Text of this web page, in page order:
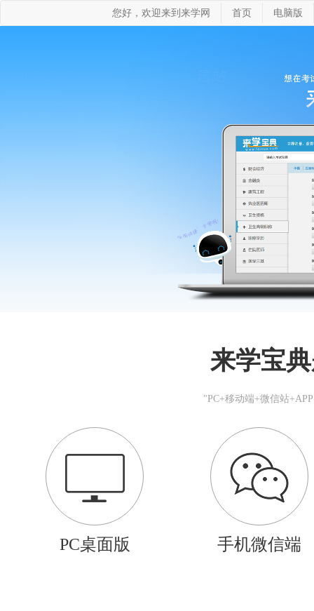
您好，欢迎来到来学网 首页 电脑版
来学宝
"PC+移动端+微信站
PC桌面版 手机微信端